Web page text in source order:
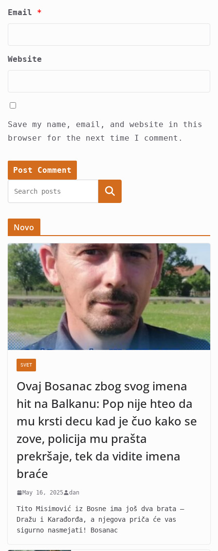
Email *
Website
Save my name, email, and website in this
browser for the next time I comment.
Search
Novo
SVET
Ovaj Bosanac zbog svog imena
hit na Balkanu: Pop nije hteo da
mu krsti decu kad je čuo kako se
zove, policija mu prašta
prekršaje, tek da vidite imena
braće
May 16, 2025 dan
Tito Misimović iz Bosne ima još dva brata –
Dražu i Karađorđa, a njegova priča će vas
sigurno nasmejati! Bosanac